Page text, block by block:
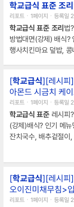
토마토케첩+고추장+
겨지면 배식 직전에
을 뿌려주어 완성한다
학교급식 표준 조리
리포트ㆍ1페이지ㆍ등록
학교급식 표준 조리 법
방법대면(강제) 배식?
행사치킨마요 덮밥,
[학교급식][레시피
아몬드 시금치 케
리포트ㆍ1페이지ㆍ등록
학교급식 표준레시피
(강제)배식? 인기 메
잔치국수, 배추겉절
학생 100명 기준핫
[학교급식][레시피
오이진미채무침>
리포트ㆍ1페이지ㆍ등록